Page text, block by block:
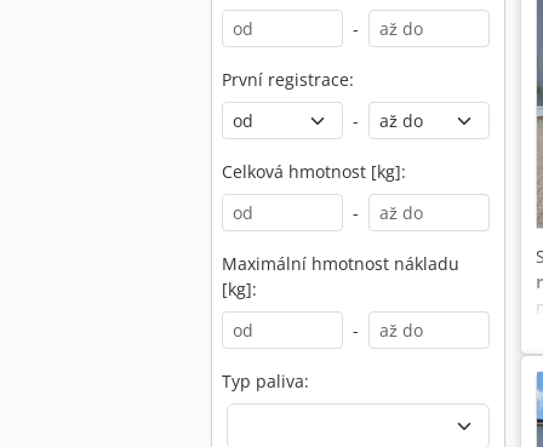
-
První registrace:
-
Celková hmotnost [kg]:
-
Maximální hmotnost nákladu
[kg]:
-
Typ paliva: